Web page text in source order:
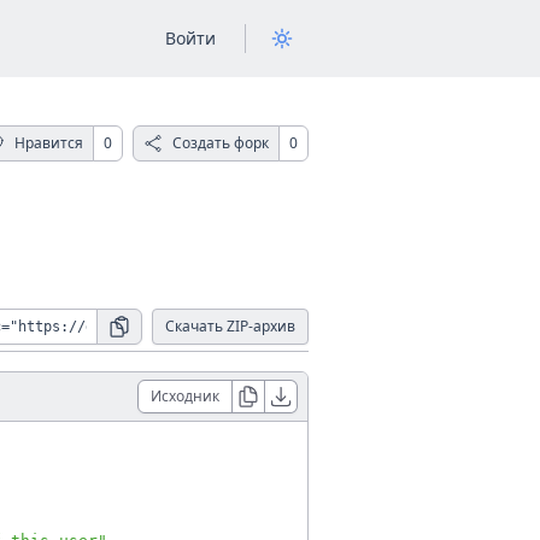
Войти
Нравится 0 Создать форк 0
Скачать ZIP-архив
Исходник